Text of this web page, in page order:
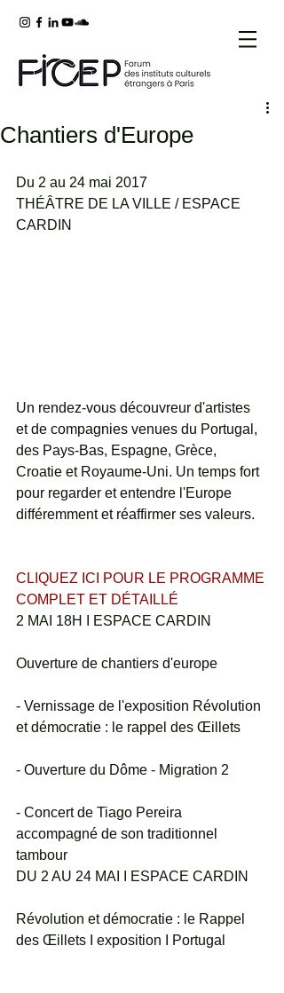
Chantiers d'Europe
Du 2 au 24 mai 2017
THÉÂTRE DE LA VILLE / ESPACE
CARDIN
Un rendez-vous découvreur d'artistes
et de compagnies venues du Portugal,
des Pays-Bas, Espagne, Grèce,
Croatie et Royaume-Uni. Un temps fort
pour regarder et entendre l'Europe
différemment et réaffirmer ses valeurs.
CLIQUEZ ICI POUR LE PROGRAMME
COMPLET ET DÉTAILLÉ
2 MAI 18H I ESPACE CARDIN
Ouverture de chantiers d'europe
- Vernissage de l'exposition Révolution
et démocratie : le rappel des Œillets
- Ouverture du Dôme - Migration 2
- Concert de Tiago Pereira
accompagné de son traditionnel
tambour
DU 2 AU 24 MAI I ESPACE CARDIN
Révolution et démocratie : le Rappel
des Œillets I exposition I Portugal